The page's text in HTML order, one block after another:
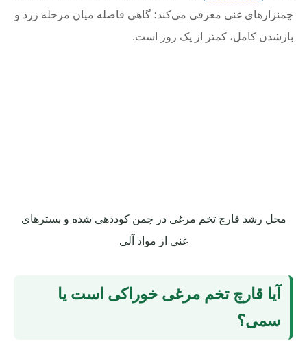
چمنزارهای غنی معرفی می‌کند؛ گاهی فاصله میان مرحله زرد و
بازشدن کامل، کمتر از یک روز است.
محل رشد قارچ تخم مرغی در چمن کوددهی شده و بسترهای
غنی از مواد آلی
آیا قارچ تخم مرغی خوراکی است یا
سمی؟